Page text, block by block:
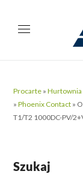
Procarte »Hurtownia
»Phoenix Contact »
T1/T2 1000DC-PV/
Szukaj